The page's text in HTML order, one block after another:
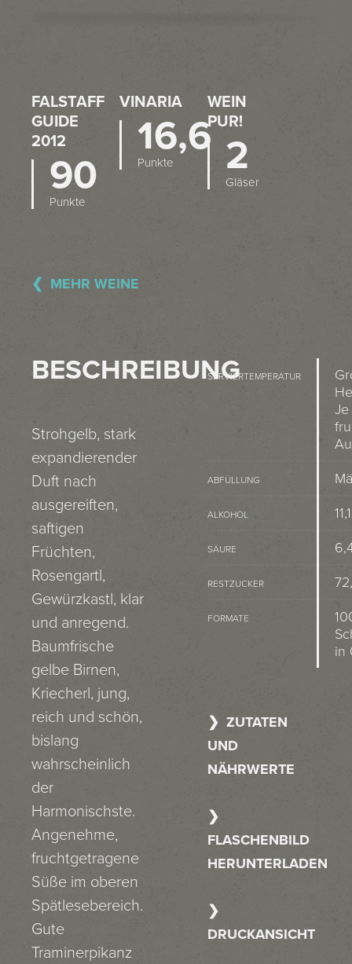
FALSTAFF
GUIDE
2012
90
Punkte
VINARIA
16,6
Punkte
WEIN
PUR!
2
Gläser
MEHR WEINE
BESCHREIBUNG
Strohgelb, stark
expandierender
Duft nach
ausgereiften,
saftigen
Früchten,
Rosengartl,
Gewürzkastl, klar
und anregend.
Baumfrische
gelbe Birnen,
Kriecherl, jung,
reich und schön,
bislang
wahrscheinlich
der
Harmonischste.
Angenehme,
fruchtgetragene
Süße im oberen
Spätlesebereich.
Gute
Traminerpikanz
SERVIERTEMPERATUR
ABFÜLLUNG
ALKOHOL
SÄURE
RESTZUCKER
FORMATE
in
ZUTATEN
UND
NÄHRWERTE
FLASCHENBILD
HERUNTERLADEN
DRUCKANSICHT